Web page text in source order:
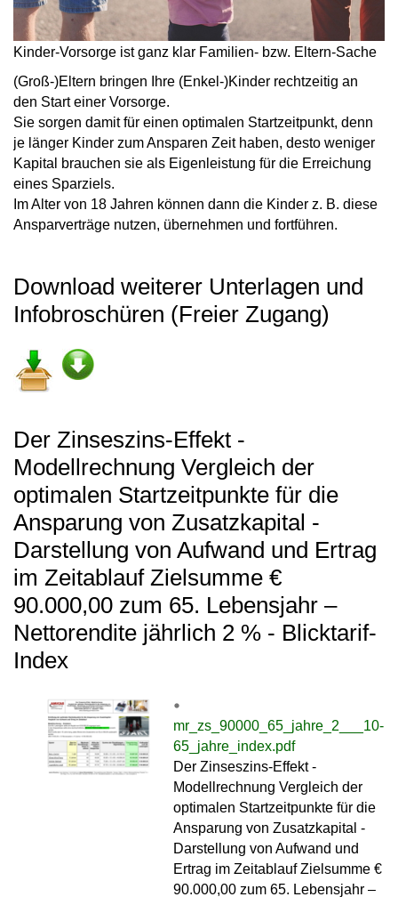
Kinder-Vorsorge ist ganz klar Familien- bzw. Eltern-Sache
(Groß-)Eltern bringen Ihre (Enkel-)Kinder rechtzeitig an
den Start einer Vorsorge.
Sie sorgen damit für einen optimalen Startzeitpunkt, denn
je länger Kinder zum Ansparen Zeit haben, desto weniger
Kapital brauchen sie als Eigenleistung für die Erreichung
eines Sparziels.
Im Alter von 18 Jahren können dann die Kinder z. B. diese
Ansparverträge nutzen, übernehmen und fortführen.
Download weiterer Unterlagen und
Infobroschüren (Freier Zugang)
Der Zinseszins-Effekt -
Modellrechnung Vergleich der
optimalen Startzeitpunkte für die
Ansparung von Zusatzkapital -
Darstellung von Aufwand und Ertrag
im Zeitablauf Zielsumme €
90.000,00 zum 65. Lebensjahr –
Nettorendite jährlich 2 % - Blicktarif-
Index
mr_zs_90000_65_jahre_2___10-
65_jahre_index.pdf
Der Zinseszins-Effekt -
Modellrechnung Vergleich der
optimalen Startzeitpunkte für die
Ansparung von Zusatzkapital -
Darstellung von Aufwand und
Ertrag im Zeitablauf Zielsumme €
90.000,00 zum 65. Lebensjahr –